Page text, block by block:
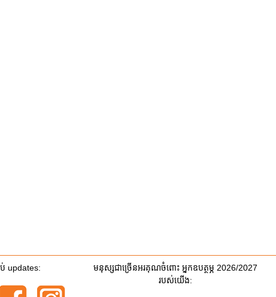
updates:
មនុស្សជាច្រើនអរគុណចំពោះ អ្នកឧបត្ថម្ភ 2026/2027
របស់យើង: